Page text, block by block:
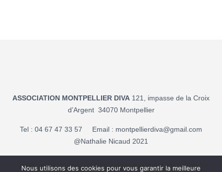
ASSOCIATION MONTPELLIER DIVA 121, impasse de la Croix
d’Argent 34070 Montpellier
Tel : 04 67 47 33 57 Email : montpellierdiva@gmail.com
@Nathalie Nicaud 2021
Nous utilisons des cookies pour vous garantir la meilleure